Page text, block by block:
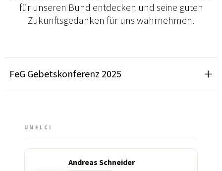
für unseren Bund entdecken und seine guten
Zukunftsgedanken für uns wahrnehmen.
FeG Gebetskonferenz 2025
UMĚLCI
Andreas Schneider